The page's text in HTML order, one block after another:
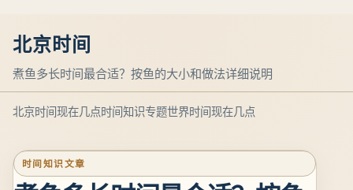
北京时间
煮鱼多长时间最合适？按鱼的大小和做法详细说明
北京时间现在几点时间知识专题世界时间现在几点
时间知识文章